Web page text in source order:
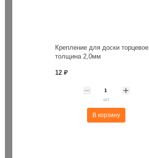
Крепление для доски торцевое
толщина 2,0мм
12 ₽
шт
В корзину